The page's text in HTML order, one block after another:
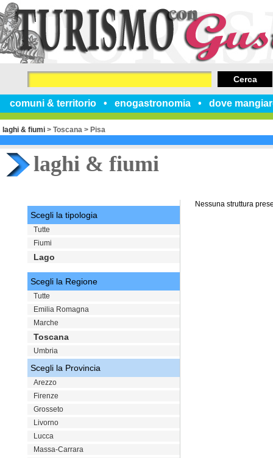
comuni & territorio enogastronomia dove
Cerca
laghi & fiumi > Toscana > Pisa
laghi & fiumi
Nessuna struttura
Scegli la tipologia
Tutte
Fiumi
Lago
Scegli la Regione
Tutte
Emilia Romagna
Marche
Toscana
Umbria
Scegli la Provincia
Arezzo
Firenze
Grosseto
Livorno
Lucca
Massa-Carrara